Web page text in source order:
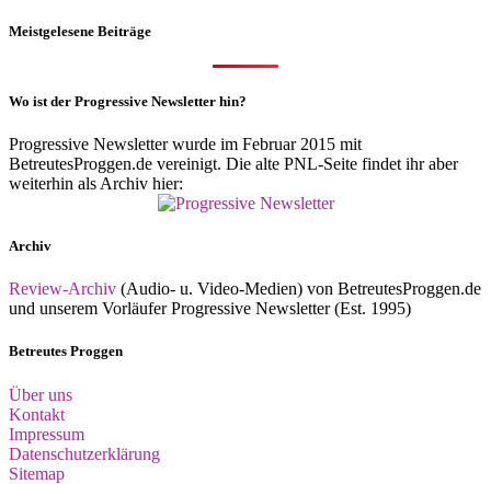
Meistgelesene Beiträge
Wo ist der Progressive Newsletter hin?
Progressive Newsletter wurde im Februar 2015 mit
BetreutesProggen.de vereinigt. Die alte PNL-Seite findet ihr aber
weiterhin als Archiv hier:
Archiv
Review-Archiv (Audio- u. Video-Medien) von BetreutesProggen.de
und unserem Vorläufer Progressive Newsletter (Est. 1995)
Betreutes Proggen
Über uns
Kontakt
Impressum
Datenschutzerklärung
Sitemap